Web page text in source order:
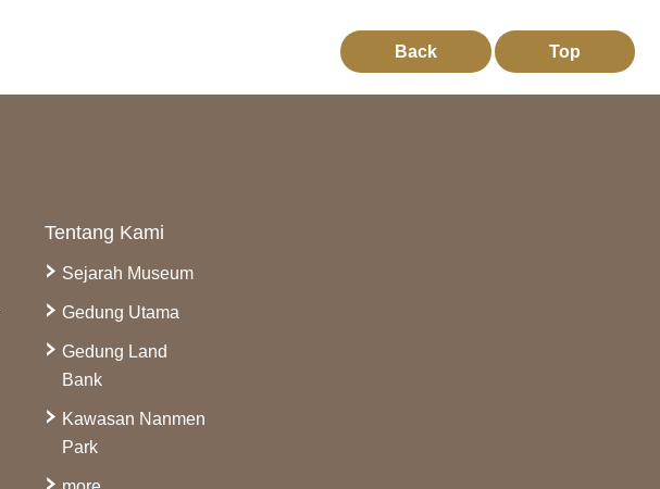
Back Top
Tentang Kami
Sejarah Museum
Gedung Utama
Gedung Land
Bank
Kawasan Nanmen
Park